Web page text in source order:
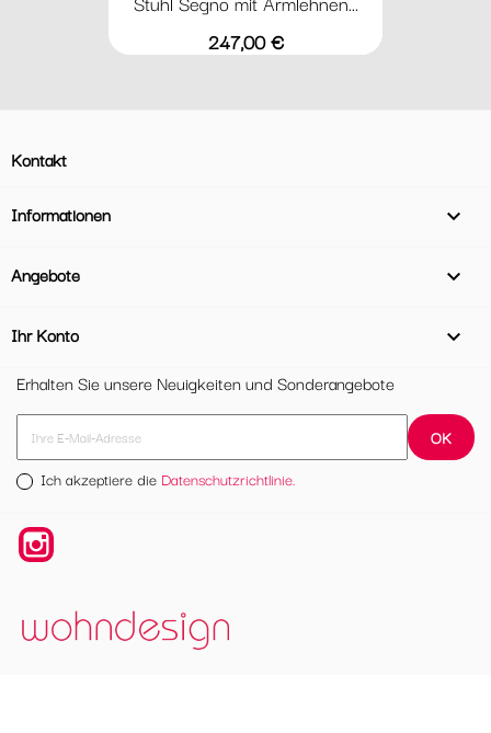
Preis
247,00 €
Kontakt
Informationen 
Angebote 
Ihr Konto

Erhalten Sie unsere Neuigkeiten und Sonderangebote
Ich akzeptiere die Datenschutzrichtlinie.